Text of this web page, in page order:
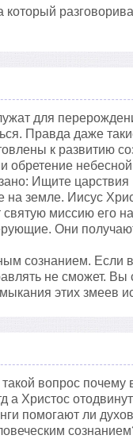
который
для
Правда даже
к развитию
обретение
Ищите
земле. Иисус
святую миссию его
Они
сознанием. Если
не сможет. Вы
этих змеев
вопрос почему
а Христос
помогают ли